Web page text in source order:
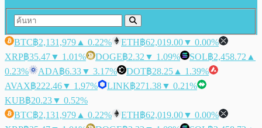
BTC฿2,131,979 ▲ 0.22% ETH฿62,019.00▼ 0.00%
XRP฿35.47▼ 1.01% DOGE฿2.32 ▼ 1.09% SOL฿2,458.72 ▲
0.23%
ADA฿6.33▼ 3.17% DOT฿28.25 ▲ 1.39%
AVAX฿222.46▼ 1.97% LINK฿271.38▼ 0.21%
KUB฿20.23▼ 0.52%
BTC฿2,131,979 ▲ 0.22% ETH฿62,019.00▼ 0.00%